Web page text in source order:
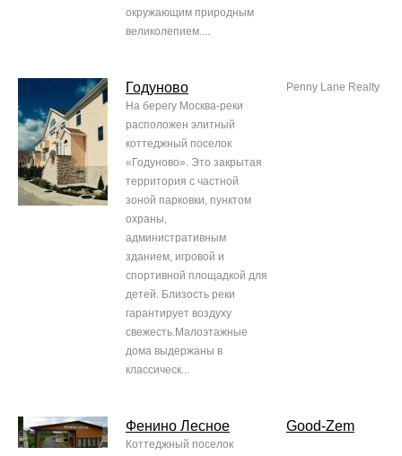
окружающим природным
великолепием....
Годуново
На берегу Москва-реки
расположен элитный
коттеджный поселок
«Годуново». Это закрытая
территория с частной
зоной парковки, пунктом
охраны,
административным
зданием, игровой и
спортивной площадкой для
детей. Близость реки
гарантирует воздуху
свежесть.Малоэтажные
дома выдержаны в
классическ...
Penny Lane Realty
Фенино Лесное
Коттеджный поселок
Good-Zem